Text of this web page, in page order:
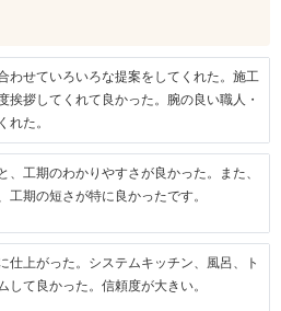
わせていろいろな提案をしてくれた。施工
挨拶してくれて良かった。腕の良い職人・
れた。
、工期のわかりやすさが良かった。また、
工期の短さが特に良かったです。
仕上がった。システムキッチン、風呂、ト
して良かった。信頼度が大きい。